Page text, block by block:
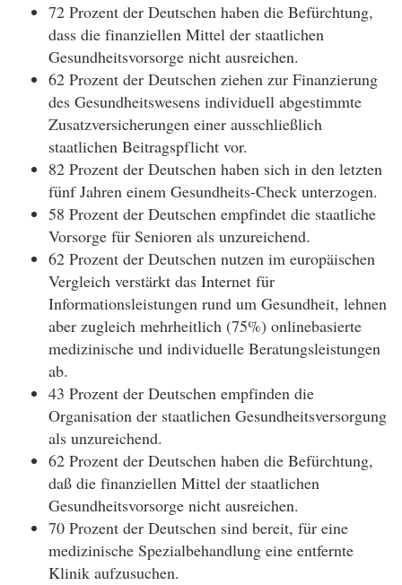
72 Prozent der Deutschen haben die Befürchtung,
dass die finanziellen Mittel der staatlichen
Gesundheitsvorsorge nicht ausreichen.
62 Prozent der Deutschen ziehen zur Finanzierung
des Gesundheitswesens individuell abgestimmte
Zusatzversicherungen einer ausschließlich
staatlichen Beitragspflicht vor.
82 Prozent der Deutschen haben sich in den letzten
fünf Jahren einem Gesundheits-Check unterzogen.
58 Prozent der Deutschen empfindet die staatliche
Vorsorge für Senioren als unzureichend.
62 Prozent der Deutschen nutzen im europäischen
Vergleich verstärkt das Internet für
Informationsleistungen rund um Gesundheit, lehnen
aber zugleich mehrheitlich (75%) onlinebasierte
medizinische und individuelle Beratungsleistungen
ab.
43 Prozent der Deutschen empfinden die
Organisation der staatlichen Gesundheitsversorgung
als unzureichend.
62 Prozent der Deutschen haben die Befürchtung,
daß die finanziellen Mittel der staatlichen
Gesundheitsvorsorge nicht ausreichen.
70 Prozent der Deutschen sind bereit, für eine
medizinische Spezialbehandlung eine entfernte
Klinik aufzusuchen.